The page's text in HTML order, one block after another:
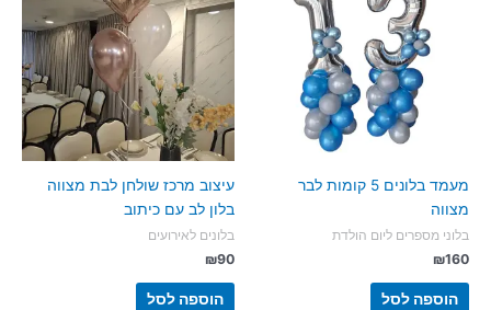
מעמד בלונים 5 קומות לבר
מצווה
בלוני מספרים ליום הולדת
₪160
הוספה לסל
עיצוב מרכז שולחן לבת מצווה
בלון לב עם כיתוב
בלונים לאירועים
₪90
הוספה לסל